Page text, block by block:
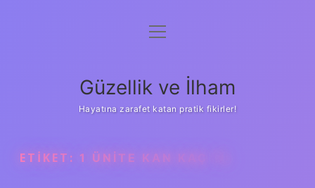
Anasayfa
Yasal Uyarı
menüyü
Güzellik ve İlham
Hayatına zarafet katan pratik fikirler!
ETIKET: 1 ÜNITE KAN KAÇ TL